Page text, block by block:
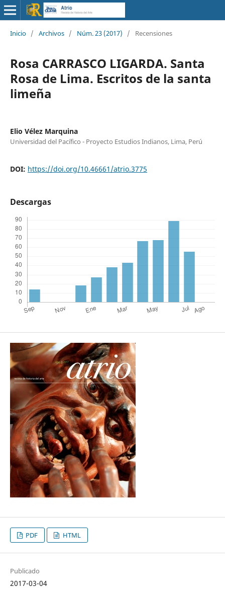
Inicio / Archivos / Núm. 23 (2017) / Recensiones
Rosa CARRASCO LIGARDA. Santa
Rosa de Lima. Escritos de la santa
limeña
Elio Vélez Marquina
Universidad del Pacífico - Proyecto Estudios Indianos, Lima, Perú
DOI: https://doi.org/10.46661/atrio.3775
Descargas
PDF HTML
Publicado
2017-03-04